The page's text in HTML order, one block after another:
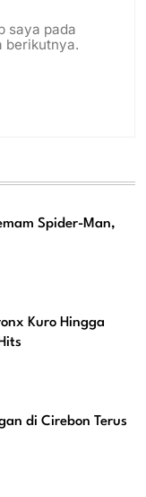
saya pada
berikutnya.
Spider-Man,
Kuro Hingga
di Cirebon Terus